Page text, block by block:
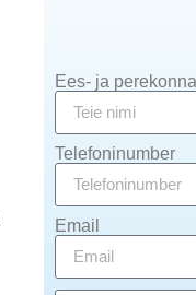
Ees- ja
Telefoninumber
Email